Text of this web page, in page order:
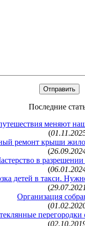
Последние
меняют
(
ремонт крыши
(
в разрешении
(
детей в такси.
(29.07.2021
Организация
(
перегородки
(